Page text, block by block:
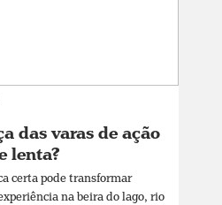
das varas de ação
lenta?
certa pode transformar
na beira do lago, rio